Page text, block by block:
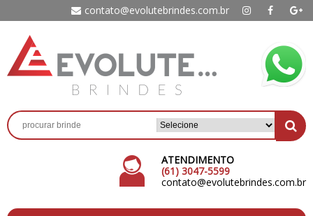
contato@evolutebrindes.com.br
ATENDIMENTO
(61) 3047-5599
contato@evolutebrindes.com.br